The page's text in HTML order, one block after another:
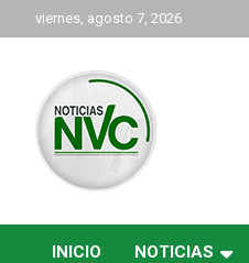
al
viernes, agosto 7, 2026
NVC
INICIO NOTICIAS